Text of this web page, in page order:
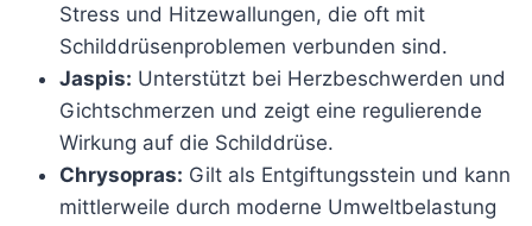
Stress und Hitzewallungen, die oft mit
Schilddrüsenproblemen verbunden sind.
Jaspis: Unterstützt bei Herzbeschwerden und
Gichtschmerzen und zeigt eine regulierende
Wirkung auf die Schilddrüse.
Chrysopras: Gilt als Entgiftungsstein und kann
mittlerweile durch moderne Umweltbelastung